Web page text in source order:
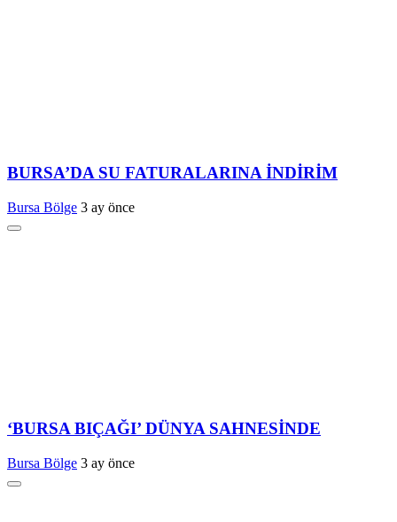
BURSA’DA SU FATURALARINA İNDİRİM
Bursa Bölge 3 ay önce
‘BURSA BIÇAĞI’ DÜNYA SAHNESİNDE
Bursa Bölge 3 ay önce